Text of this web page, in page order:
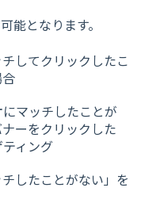
能となります。
してクリックしたこ
マッチしたことが
ーをクリックした
ィング
したことがない」を